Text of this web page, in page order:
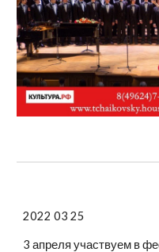
2022 03 25
3 апреля участвуем в